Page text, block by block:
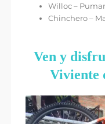
Willoc –
Chinchero –
Ven y
Viviente